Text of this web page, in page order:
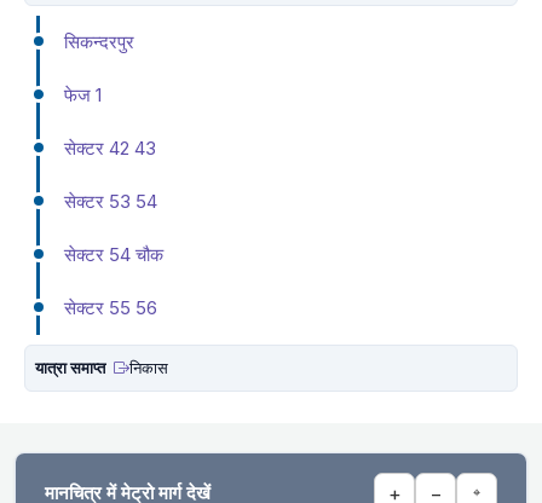
सिकन्दरपुर
फेज 1
सेक्टर 42 43
सेक्टर 53 54
सेक्टर 54 चौक
सेक्टर 55 56
यात्रा समाप्त निकास
मानचित्र में मेट्रो मार्ग देखें + − ⌖